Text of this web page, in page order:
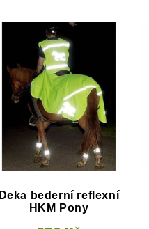
Deka bederní reflexní
HKM Pony